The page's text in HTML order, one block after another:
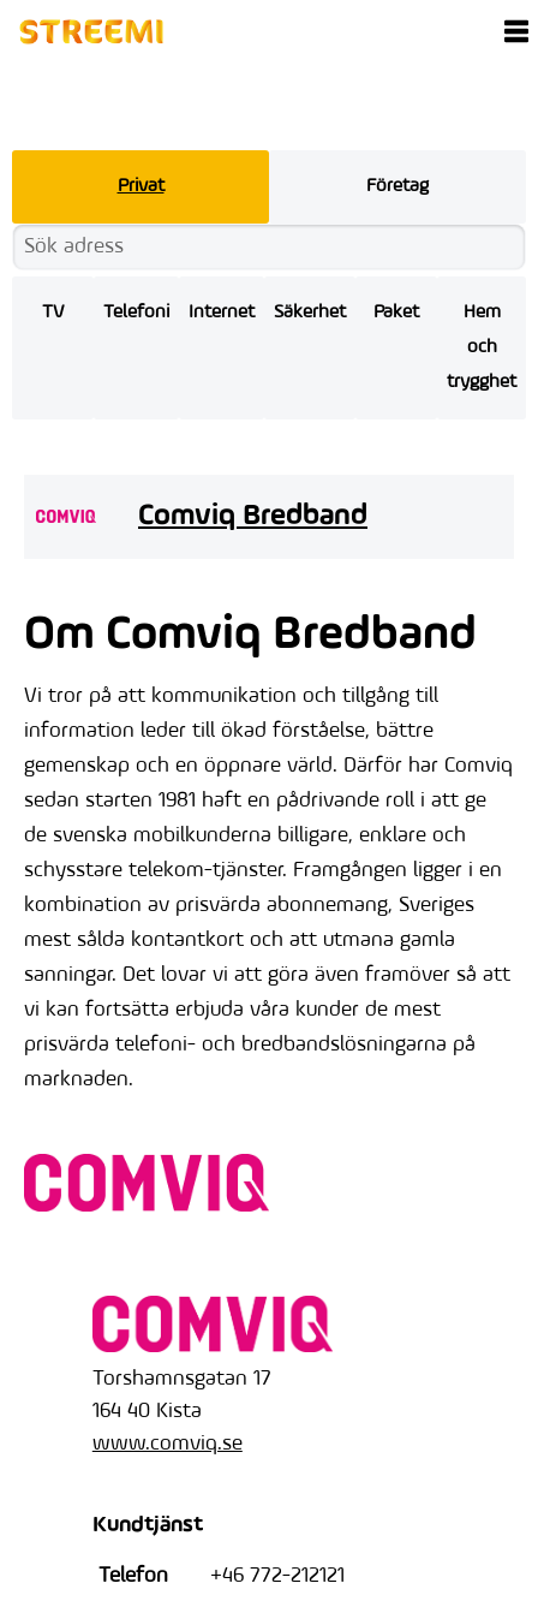
Privat Företag
TV Telefoni Internet Säkerhet Paket
Hem
och
trygghet
Comviq Bredband
Om Comviq Bredband
Vi tror på att kommunikation och tillgång till
information leder till ökad förståelse, bättre
gemenskap och en öppnare värld. Därför har Comviq
sedan starten 1981 haft en pådrivande roll i att ge
de svenska mobilkunderna billigare, enklare och
schysstare telekom-tjänster. Framgången ligger i en
kombination av prisvärda abonnemang, Sveriges
mest sålda kontantkort och att utmana gamla
sanningar. Det lovar vi att göra även framöver så att
vi kan fortsätta erbjuda våra kunder de mest
prisvärda telefoni- och bredbandslösningarna på
marknaden.
Torshamnsgatan 17
164 40 Kista
www.comviq.se
Kundtjänst
Telefon
+46 772-212121